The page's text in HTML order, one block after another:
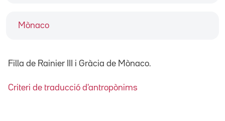
Mònaco
Filla de Rainier III i Gràcia de Mònaco.
Criteri de traducció d'antropònims